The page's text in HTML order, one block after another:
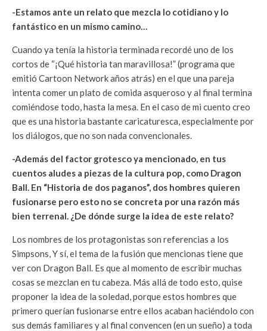
-Estamos ante un relato que mezcla lo cotidiano y lo
fantástico en un mismo camino…
Cuando ya tenía la historia terminada recordé uno de los
cortos de “¡Qué historia tan maravillosa!” (programa que
emitió Cartoon Network años atrás) en el que una pareja
intenta comer un plato de comida asqueroso y al final termina
comiéndose todo, hasta la mesa. En el caso de mi cuento creo
que es una historia bastante caricaturesca, especialmente por
los diálogos, que no son nada convencionales.
-Además del factor grotesco ya mencionado, en tus
cuentos aludes a piezas de la cultura pop, como Dragon
Ball. En “Historia de dos paganos”, dos hombres quieren
fusionarse pero esto no se concreta por una razón más
bien terrenal. ¿De dónde surge la idea de este relato?
Los nombres de los protagonistas son referencias a los
Simpsons, Y sí, el tema de la fusión que mencionas tiene que
ver con Dragon Ball. Es que al momento de escribir muchas
cosas se mezclan en tu cabeza. Más allá de todo esto, quise
proponer la idea de la soledad, porque estos hombres que
primero querían fusionarse entre ellos acaban haciéndolo con
sus demás familiares y al final convencen (en un sueño) a toda